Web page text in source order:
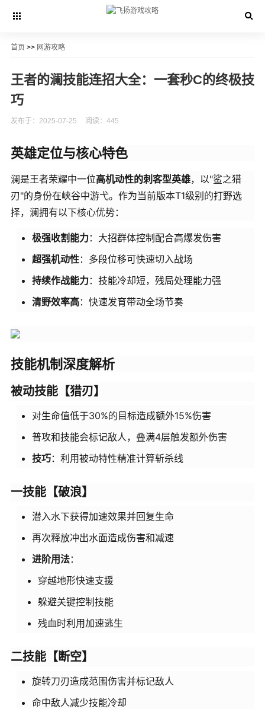
首页 >> 网游攻略
王者的澜技能连招大全：一套秒C的终极技
巧
发布于：2025-07-25 阅读：445
英雄定位与核心特色
澜是王者荣耀中一位高机动性的刺客型英雄，以"鲨之猎
刃"的身份在峡谷中游弋。作为当前版本T1级别的打野选
择，澜拥有以下核心优势：
极强收割能力：大招群体控制配合高爆发伤害
超强机动性：多段位移可快速切入战场
持续作战能力：技能冷却短，残局处理能力强
清野效率高：快速发育带动全场节奏
技能机制深度解析
被动技能【猎刃】
对生命值低于30%的目标造成额外15%伤害
普攻和技能会标记敌人，叠满4层触发额外伤害
技巧：利用被动特性精准计算斩杀线
一技能【破浪】
潜入水下获得加速效果并回复生命
再次释放冲出水面造成伤害和减速
进阶用法：
穿越地形快速支援
躲避关键控制技能
残血时利用加速逃生
二技能【断空】
旋转刀刃造成范围伤害并标记敌人
命中敌人减少技能冷却